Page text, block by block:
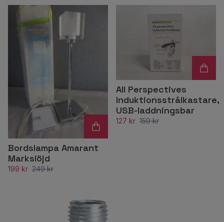
Bordslampa Amarant
Markslöjd
199 kr 249 kr
All Perspectives
Induktionsstrålkastare,
USB-laddningsbar
127 kr 159 kr